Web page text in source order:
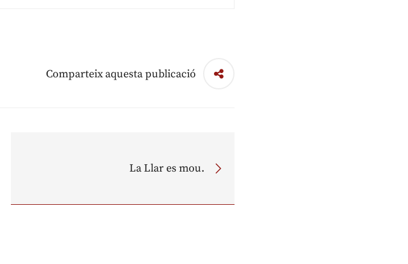
Comparteix aquesta publicació
La Llar es mou.